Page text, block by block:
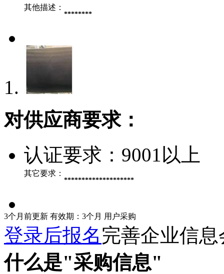
其他描述：
********
对供应商要求：
认证要求： 9001以上
其它要求：
********************
3个月前更新 有效期：3个月 用户采购
登录后报名完善企业信
什么是"采购信息"